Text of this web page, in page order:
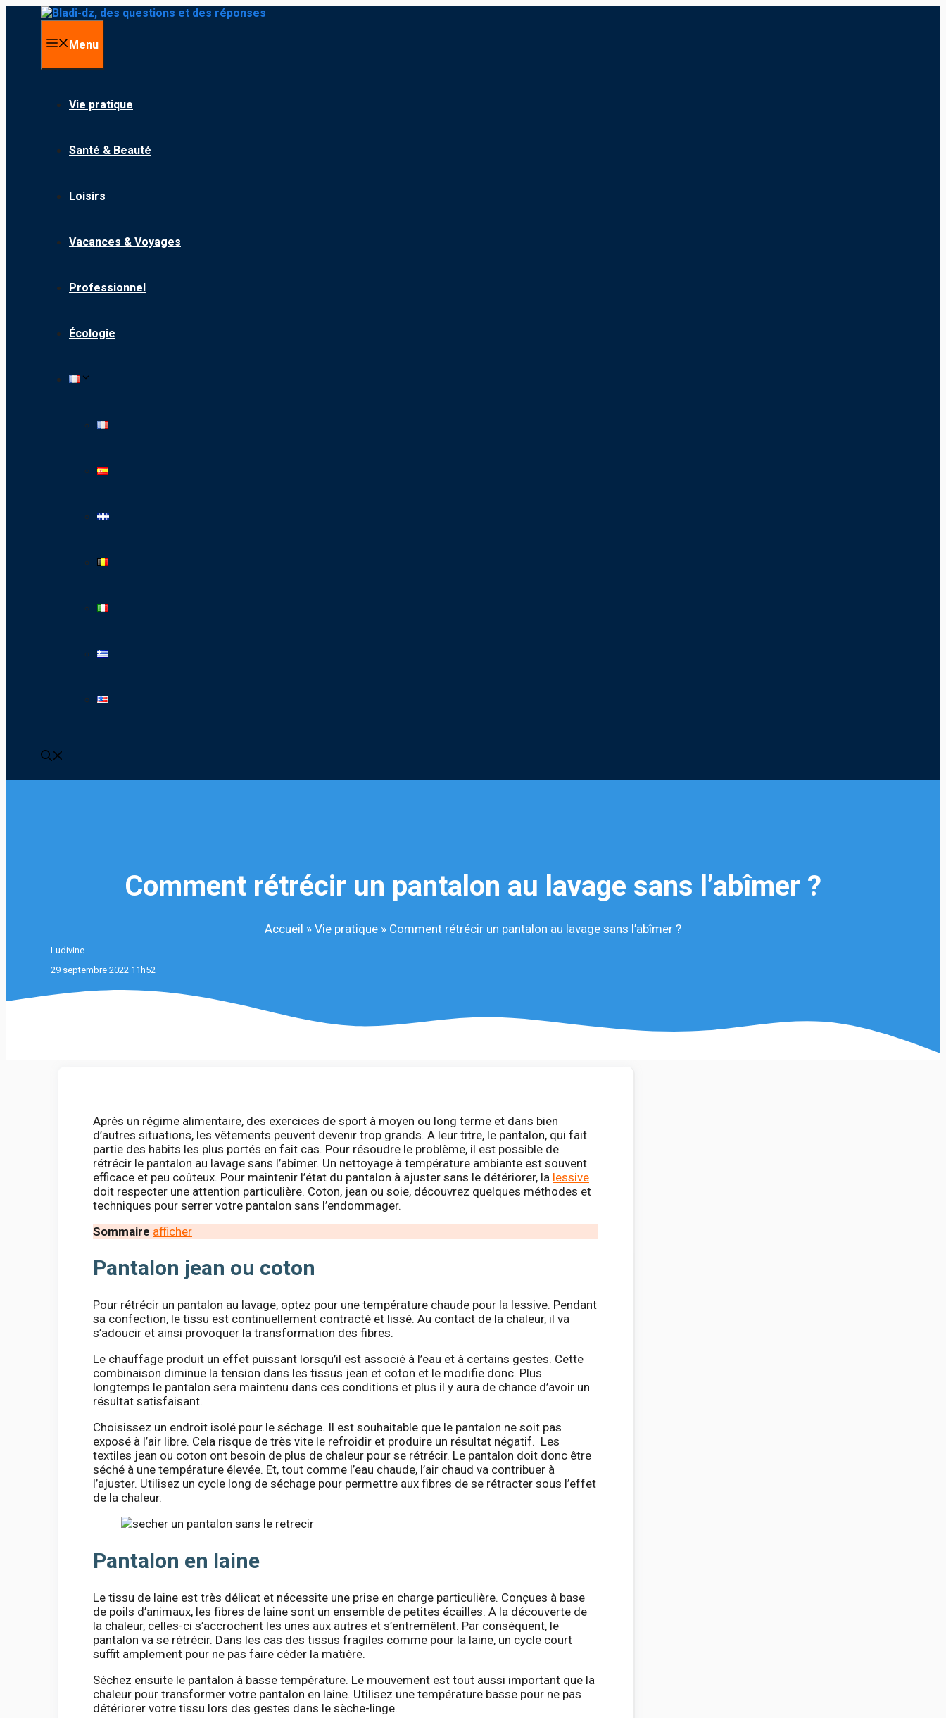
Aller au contenu
Menu
Vie pratique
Santé & Beauté
Loisirs
Vacances & Voyages
Professionnel
Écologie
Comment rétrécir un pantalon au lavage sans l’abîmer ?
Accueil » Vie pratique » Comment rétrécir un pantalon au lavage sans l’abîmer ?
Ludivine
29 septembre 2022 11h52
Après un régime alimentaire, des exercices de sport à moyen ou long terme et dans bien
d’autres situations, les vêtements peuvent devenir trop grands. A leur titre, le pantalon, qui fait
partie des habits les plus portés en fait cas. Pour résoudre le problème, il est possible de
rétrécir le pantalon au lavage sans l’abîmer. Un nettoyage à température ambiante est souvent
efficace et peu coûteux. Pour maintenir l’état du pantalon à ajuster sans le détériorer, la lessive
doit respecter une attention particulière. Coton, jean ou soie, découvrez quelques méthodes et
techniques pour serrer votre pantalon sans l’endommager.
Sommaire afficher
Pantalon jean ou coton
Pour rétrécir un pantalon au lavage, optez pour une température chaude pour la lessive. Pendant
sa confection, le tissu est continuellement contracté et lissé. Au contact de la chaleur, il va
s’adoucir et ainsi provoquer la transformation des fibres.
Le chauffage produit un effet puissant lorsqu’il est associé à l’eau et à certains gestes. Cette
combinaison diminue la tension dans les tissus jean et coton et le modifie donc. Plus
longtemps le pantalon sera maintenu dans ces conditions et plus il y aura de chance d’avoir un
résultat satisfaisant.
Choisissez un endroit isolé pour le séchage. Il est souhaitable que le pantalon ne soit pas
exposé à l’air libre. Cela risque de très vite le refroidir et produire un résultat négatif. Les
textiles jean ou coton ont besoin de plus de chaleur pour se rétrécir. Le pantalon doit donc être
séché à une température élevée. Et, tout comme l’eau chaude, l’air chaud va contribuer à
l’ajuster. Utilisez un cycle long de séchage pour permettre aux fibres de se rétracter sous l’effet
de la chaleur.
Pantalon en laine
Le tissu de laine est très délicat et nécessite une prise en charge particulière. Conçues à base
de poils d’animaux, les fibres de laine sont un ensemble de petites écailles. A la découverte de
la chaleur, celles-ci s’accrochent les unes aux autres et s’entremêlent. Par conséquent, le
pantalon va se rétrécir. Dans les cas des tissus fragiles comme pour la laine, un cycle court
suffit amplement pour ne pas faire céder la matière.
Séchez ensuite le pantalon à basse température. Le mouvement est tout aussi important que la
chaleur pour transformer votre pantalon en laine. Utilisez une température basse pour ne pas
détériorer votre tissu lors des gestes dans le sèche-linge.